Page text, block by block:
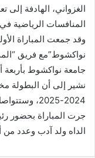
الغزواني، الهادفة
المنافسات الرياضية
وقد جمعت المباراة
نواكشوط”مع فريق
جامعة نواكشوط
نشير إلى أن البطولة
2024-2025، وستتواصل هذه المنافسات الرياضية عدة أيام.
جرت المباراة بحضور
الداه ولد آدب وعدد من